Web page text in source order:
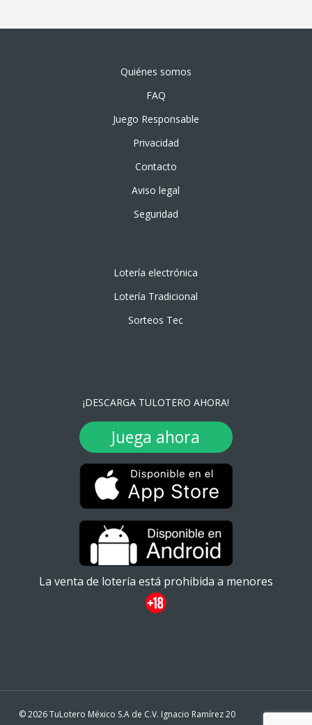
Quiénes somos
FAQ
Juego Responsable
Privacidad
Contacto
Aviso legal
Seguridad
Lotería electrónica
Lotería Tradicional
Sorteos Tec
¡DESCARGA TULOTERO AHORA!
Juega ahora
La venta de lotería está prohibida a menores
© 2026 TuLotero México S.A de C.V. Ignacio Ramírez 20